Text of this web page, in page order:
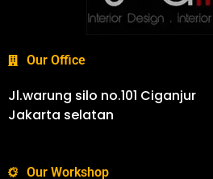
Our Office
Jl.warung silo no.101 Ciganjur
Jakarta selatan
Our Workshop